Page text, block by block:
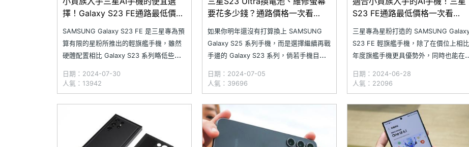
擇！Galaxy S23 FE通路最低價格
SAMSUNG Galaxy S23 FE 是三星專為預
算有限的星粉所推出的輕旗艦手機，雖然
硬體配置相比 Galaxy S23 系列略低些，
的 Galaxy AI 生成式應用。隨
著 SAMSUNG Galaxy S23 FE 在台灣上
市將近
日期：2024-07-30
人氣：13942
要花多少錢？通路價格一次看
(2024.7)
如果你明年還沒有打算換上 SAMSUNG
Galaxy S25 系列手機，而是選擇繼續再戰
手邊的 Galaxy S23 系列，倘若手機目前
航早就不堪日常負荷，不如趁現在趕緊換
顆新電池與手機螢幕吧！究竟 SAMSUNG
Galaxy S23 系列目前在 SOGI 合
日期：2024-07-05
人氣：39696
S23 FE通路最低價格一次看
(2024.6)
三星專為星粉打造的 SAMSUNG
S23 FE 輕旗艦手機，除了在價位上相
年度旗艦手機更具優勢外，同時也能在
式應用，絕對是小資族輕鬆入手三星 AI
機的好選擇。隨著 SAMSUNG
日期：2024-06-28
人氣：22096